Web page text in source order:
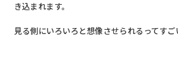
き込まれます。
見る側にいろいろと想像させられるってすご